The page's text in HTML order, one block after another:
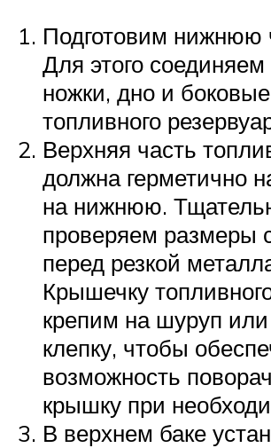
Подготовим нижнюю
Для этого
ножки, дно и
топливного
Верхняя часть
должна герметично
на нижнюю.
проверяем размеры
перед резкой
Крышечку
крепим на шуруп
клепку, чтобы
возможность
крышку при
В верхнем баке